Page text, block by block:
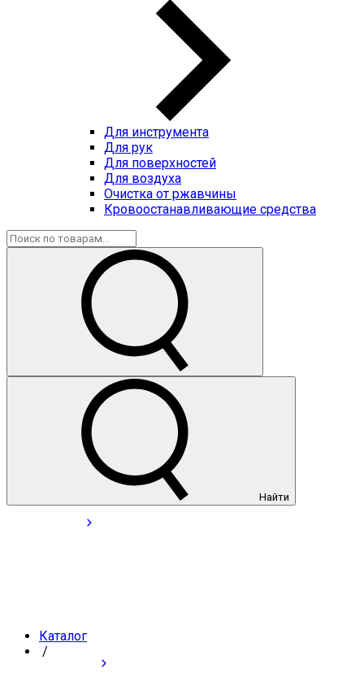
Для инструмента
Для рук
Для поверхностей
Для воздуха
Очистка от ржавчины
Кровоостанавливающие средства
Найти
Каталог
/